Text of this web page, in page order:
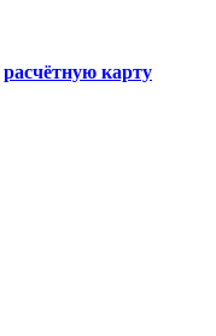
расчётную карту